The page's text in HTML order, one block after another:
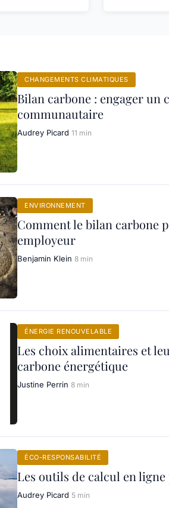
CHANGEMENTS CLIMATIQUES
Bilan carbone : engager un
communautaire
Audrey Picard 11 min
ENVIRONNEMENT
Comment le bilan carbone
employeur
Benjamin Klein 8 min
ÉNERGIE RENOUVELABLE
Les choix alimentaires et
carbone énergétique
Justine Perrin 8 min
ÉCO-RESPONSABILITÉ
Les outils de calcul en
Audrey Picard 5 min